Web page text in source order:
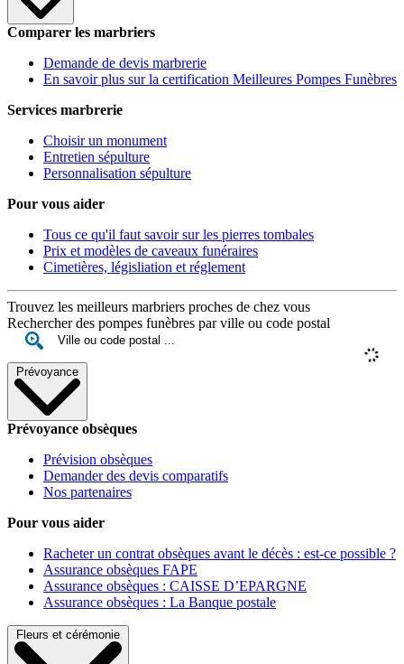
Comparer les marbriers
Demande de devis marbrerie
En savoir plus sur la certification Meilleures Pompes Funèbres
Services marbrerie
Choisir un monument
Entretien sépulture
Personnalisation sépulture
Pour vous aider
Tous ce qu'il faut savoir sur les pierres tombales
Prix et modèles de caveaux funéraires
Cimetières, législiation et réglement
Trouvez les meilleurs marbriers proches de chez vous
Rechercher des pompes funèbres par ville ou code postal
Prévoyance
Prévoyance obsèques
Prévision obsèques
Demander des devis comparatifs
Nos partenaires
Pour vous aider
Racheter un contrat obsèques avant le décès : est-ce possible ?
Assurance obsèques FAPE
Assurance obsèques : CAISSE D’EPARGNE
Assurance obsèques : La Banque postale
Fleurs et cérémonie